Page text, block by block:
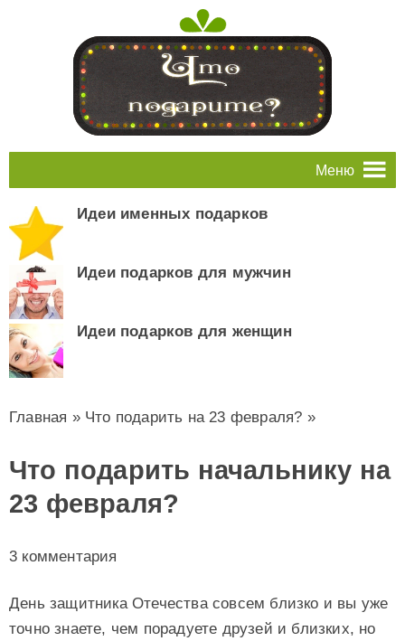
Меню
Идеи именных подарков
Идеи подарков для мужчин
Идеи подарков для женщин
Главная » Что подарить на 23 февраля? »
Что подарить начальнику на
23 февраля?
3 комментария
День защитника Отечества совсем близко и вы уже
точно знаете, чем порадуете друзей и близких, но